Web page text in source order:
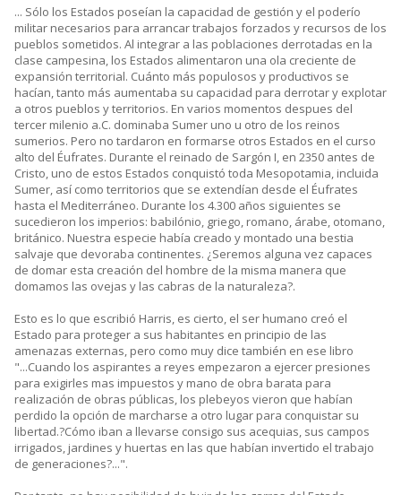
... Sólo los Estados poseían la capacidad de gestión y el poderío
militar necesarios para arrancar trabajos forzados y recursos de los
pueblos sometidos. Al integrar a las poblaciones derrotadas en la
clase campesina, los Estados alimentaron una ola creciente de
expansión territorial. Cuánto más populosos y productivos se
hacían, tanto más aumentaba su capacidad para derrotar y explotar
a otros pueblos y territorios. En varios momentos despues del
tercer milenio a.C. dominaba Sumer uno u otro de los reinos
sumerios. Pero no tardaron en formarse otros Estados en el curso
alto del Éufrates. Durante el reinado de Sargón I, en 2350 antes de
Cristo, uno de estos Estados conquistó toda Mesopotamia, incluida
Sumer, así como territorios que se extendían desde el Éufrates
hasta el Mediterráneo. Durante los 4.300 años siguientes se
sucedieron los imperios: babilónio, griego, romano, árabe, otomano,
británico. Nuestra especie había creado y montado una bestia
salvaje que devoraba continentes. ¿Seremos alguna vez capaces
de domar esta creación del hombre de la misma manera que
domamos las ovejas y las cabras de la naturaleza?.
Esto es lo que escribió Harris, es cierto, el ser humano creó el
Estado para proteger a sus habitantes en principio de las
amenazas externas, pero como muy dice también en ese libro
"...Cuando los aspirantes a reyes empezaron a ejercer presiones
para exigirles mas impuestos y mano de obra barata para
realización de obras públicas, los plebeyos vieron que habían
perdido la opción de marcharse a otro lugar para conquistar su
libertad.?Cómo iban a llevarse consigo sus acequias, sus campos
irrigados, jardines y huertas en las que habían invertido el trabajo
de generaciones?...".